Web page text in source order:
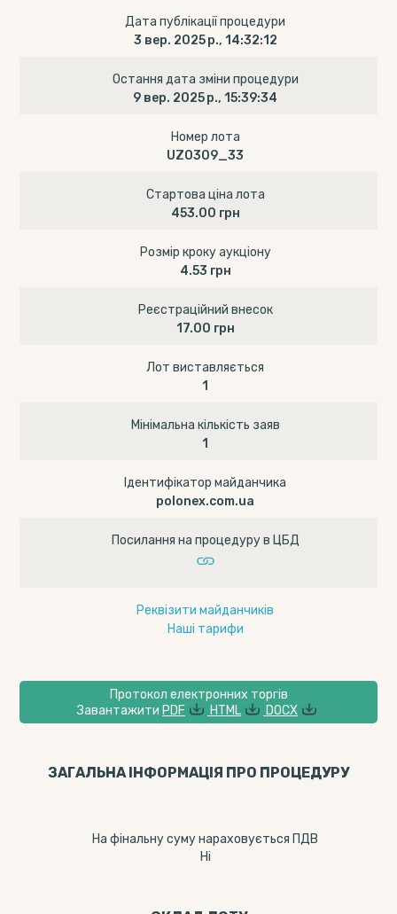
Дата публікації процедури
3 вер. 2025 р., 14:32:12
Остання дата зміни процедури
9 вер. 2025 р., 15:39:34
Номер лота
UZ0309_33
Стартова ціна лота
453.00 грн
Розмір кроку аукціону
4.53 грн
Реєстраційний внесок
17.00 грн
Лот виставляється
1
Мінімальна кількість заяв
1
Ідентифікатор майданчика
polonex.com.ua
Посилання на процедуру в ЦБД
Реквізити майданчиків
Наші тарифи
Протокол електронних торгів
Завантажити PDF HTML DOCX
ЗАГАЛЬНА ІНФОРМАЦІЯ ПРО ПРОЦЕДУРУ
На фінальну суму нараховується ПДВ
Ні